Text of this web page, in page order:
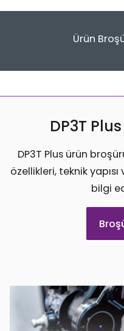
Ürün
DP3T
DP3T Plus ürün
özellikleri, teknik
bilgi